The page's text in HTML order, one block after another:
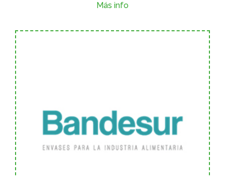
Más info